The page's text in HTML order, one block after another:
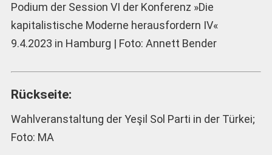
Podium der Session VI der Konferenz »Die
kapitalistische Moderne herausfordern IV«
9.4.2023 in Hamburg | Foto: Annett Bender
Rückseite:
Wahlveranstaltung der Yeşil Sol Parti in der Türkei;
Foto: MA